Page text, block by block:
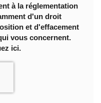
à la réglementation
d'un droit
et d'effacement
vous concernent.
ici.